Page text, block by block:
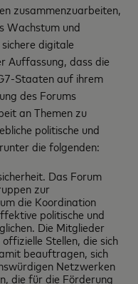
zusammenzuarbeiten,
Wachstum und
digitale
Auffassung, dass die
Staaten auf ihrem
des Forums
an Themen zu
politische und
die folgenden:
Das Forum
zur
die Koordination
politische und
Die Mitglieder
Stellen, die sich
beauftragen, sich
Netzwerken
die für die Förderung